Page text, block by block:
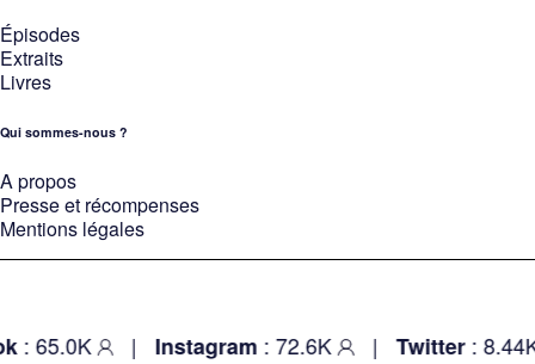
Épisodes
Extraits
Livres
Qui sommes-nous ?
A propos
Presse et récompenses
Mentions légales
: 65.0K | Instagram: 72.6K | Twitter: 8.44K